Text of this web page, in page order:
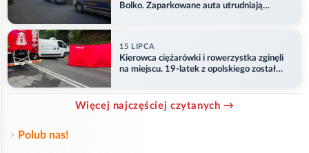
Bolko. Zaparkowane auta utrudniają
15 LIPCA
Kierowca ciężarówki i rowerzystka zginęli
na miejscu. 19-latek z opolskiego został
Więcej najczęściej czytanych →
Polub nas!